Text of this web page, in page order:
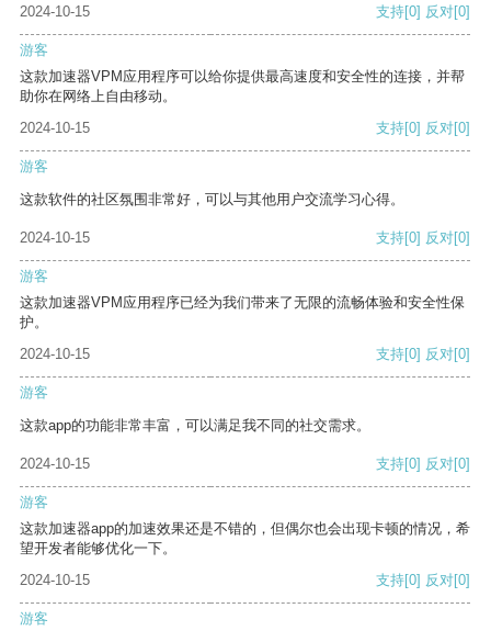
2024-10-15
支持[0] 反对[0]
游客
这款加速器VPM应用程序可以给你提供最高速度和安全性的连接，并帮
助你在网络上自由移动。
2024-10-15
支持[0] 反对[0]
游客
这款软件的社区氛围非常好，可以与其他用户交流学习心得。
2024-10-15 支持[0] 反对[0]
游客
这款加速器VPM应用程序已经为我们带来了无限的流畅体验和安全性保
护。
2024-10-15
支持[0] 反对[0]
游客
这款app的功能非常丰富，可以满足我不同的社交需求。
2024-10-15 支持[0] 反对[0]
游客
这款加速器app的加速效果还是不错的，但偶尔也会出现卡顿的情况，希
望开发者能够优化一下。
2024-10-15
支持[0] 反对[0]
游客